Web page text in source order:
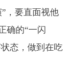
，要直面视他
确的“一闪
态，做到在吃